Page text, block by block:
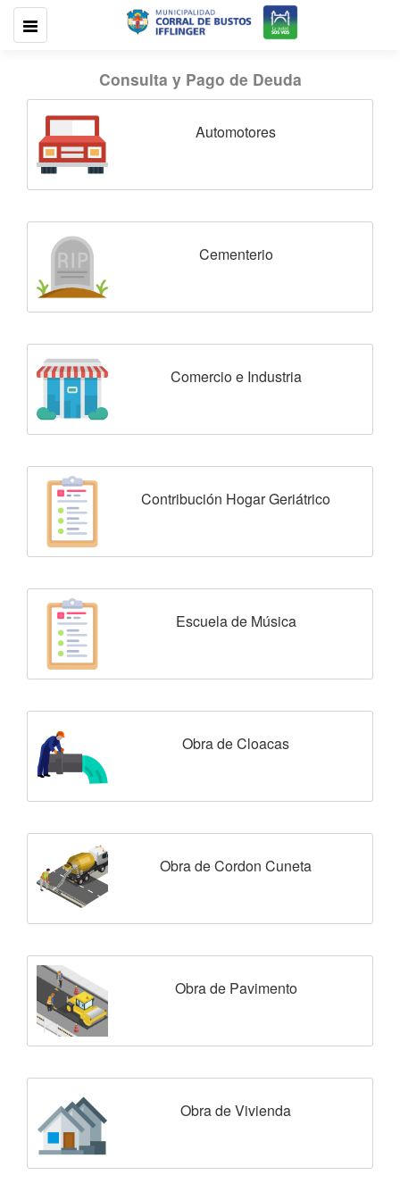
Consulta y Pago de Deuda
Automotores
Cementerio
Comercio e Industria
Contribución Hogar Geriátrico
Escuela de Música
Obra de Cloacas
Obra de Cordon Cuneta
Obra de Pavimento
Obra de Vivienda